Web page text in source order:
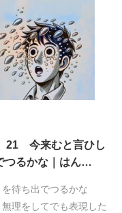
21 今来むと言ひし
つるかな｜はん…
を待ち出でつるかな
理をしてでも表現した